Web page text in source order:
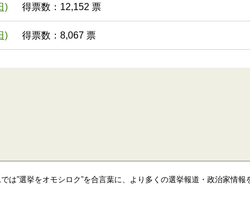
) 得票数：12,152 票
) 得票数：8,067 票
は”選挙をオモシロク”を合言葉に、より多くの選挙報道・政治家情